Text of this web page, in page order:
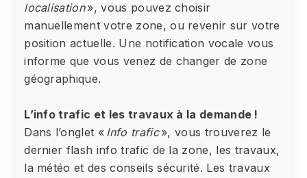
localisation», vous pouvez choisir
manuellement votre zone, ou revenir sur votre
position actuelle. Une notification vocale vous
informe que vous venez de changer de zone
géographique.
L’info trafic et les travaux à la demande !
Dans l’onglet « Info trafic», vous trouverez le
dernier flash info trafic de la zone, les travaux,
la météo et des conseils sécurité. Les travaux